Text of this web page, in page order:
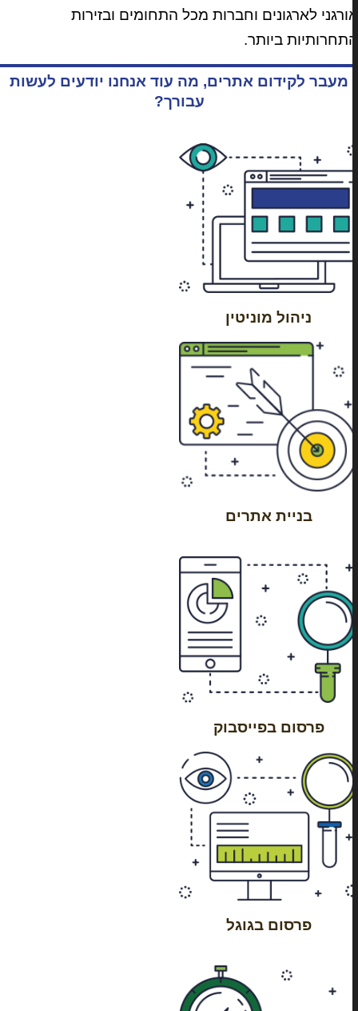
לארגונים וחברות מכל התחומים ובזירות
ביותר.
מעבר לקידום אתרים, מה עוד אנחנו יודעים לעשות
עבורך?
ניהול מוניטין
בניית אתרים
פרסום בפייסבוק
פרסום בגוגל